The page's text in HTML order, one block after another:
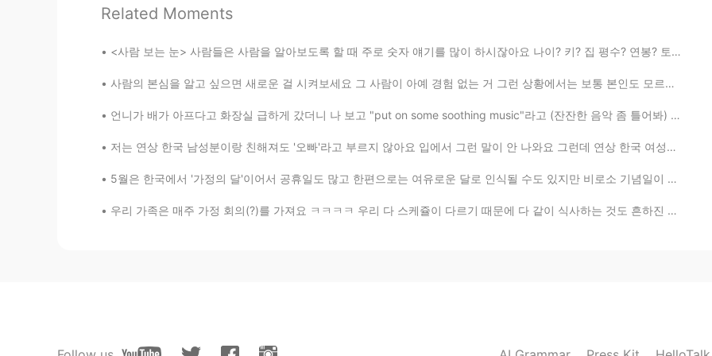
KR
과 모두 이름만 불러요 😅😅
Sena 2019.07.17 13:40
KR EN
저는 저보다 어린 동생이 초면에 저보고 언니라고 하면 완전 부담스럽고 두세번 보고는 언니라
고 자연스럽게 해도 좋고 물어본 뒤에 언니라고 해도 좋아요. ^^
KR EN
Related Moments
<사람 보는 눈> 사람들은 사람을 알아보도록 할 때 주로 숫자 얘기를 많이 하시잖아요 나이? 키? 집 평수? 연봉? 토익 점수? 등등 그런데 그런 걸 알아봤자 솔직히 그 ...
사람의 본심을 알고 싶으면 새로운 걸 시켜보세요 그 사람이 아예 경험 없는 거 그런 상황에서는 보통 본인도 모르게 모든 생각을 솔직하게 내뱉는 경향이 있거든요 ㅋㅋㅋ 초보자...
언니가 배가 아프다고 화장실 급하게 갔더니 나 보고 "put on some soothing music"라고 (잔잔한 음악 좀 틀어봐) 부탁해서 Adele 음악 틀어놨어요 ㅋㅋ...
저는 연상 한국 남성분이랑 친해져도 '오빠'라고 부르지 않아요 입에서 그런 말이 안 나와요 그런데 연상 한국 여성분과 친해지면 바로 '언니'라고 부르는 성격이에요 하지만 여기...
5월은 한국에서 '가정의 달'이어서 공휴일도 많고 한편으로는 여유로운 달로 인식될 수도 있지만 비로소 기념일이 그만큼 많기 때문에 '가장 부담스러운 달'이라고 느끼는 사람들도...
우리 가족은 매주 가정 회의(?)를 가져요 ㅋㅋㅋㅋ 우리 다 스케쥴이 다르기 때문에 다 같이 식사하는 것도 흔하진 않거든요 그래서 다 같이 보낼 수 있는 시간을 따로 가지는데...